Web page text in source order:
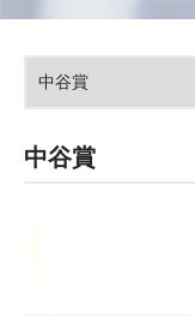
中谷財団につい
設立趣意書
中谷財団事業紹
中谷賞